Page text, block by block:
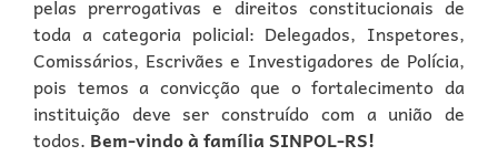
pelas prerrogativas e direitos constitucionais de
toda a categoria policial: Delegados, Inspetores,
Comissários, Escrivães e Investigadores de Polícia,
pois temos a convicção que o fortalecimento da
instituição deve ser construído com a união de
todos. Bem-vindo à família SINPOL-RS!